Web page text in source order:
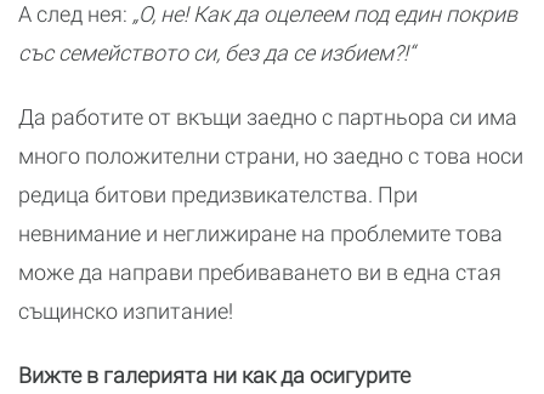
А след нея: „О, не! Как да оцелеем под един покрив
със семейството си, без да се избием?!“
Да работите от вкъщи заедно с партньора си има
много положителни страни, но заедно с това носи
редица битови предизвикателства. При
невнимание и неглижиране на проблемите това
може да направи пребиваването ви в една стая
същинско изпитание!
Вижте в галерията ни как да осигурите